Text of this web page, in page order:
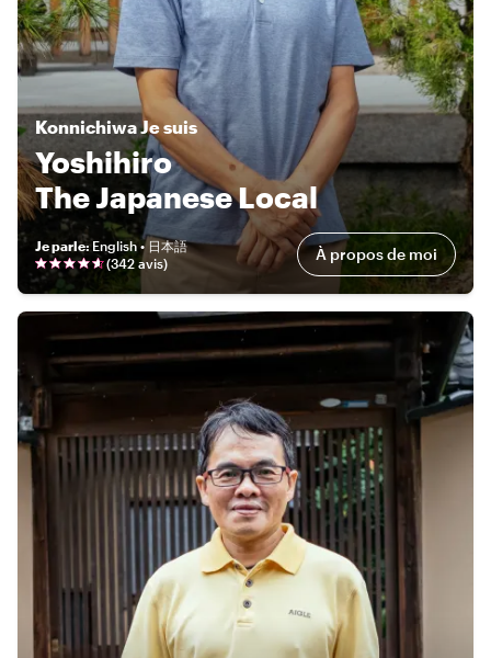
KonnichiwaJe suis
Yoshihiro
The Japanese Local
Je parle: English • 日本語
(342 avis) À propos de moi